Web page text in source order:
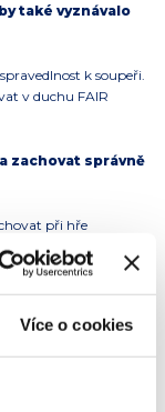
Více o cookies
také vyznávalo
k soupeři.
v duchu FAIR
zachovat správně
při hře
přátel, vycházím